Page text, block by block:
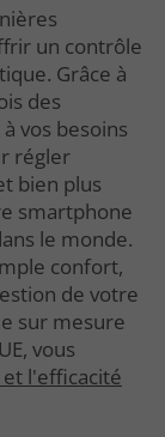
un contrôle
Grâce à
des
vos besoins
régler
bien plus
smartphone
le monde.
confort,
de votre
sur mesure
vous
l'efficacité